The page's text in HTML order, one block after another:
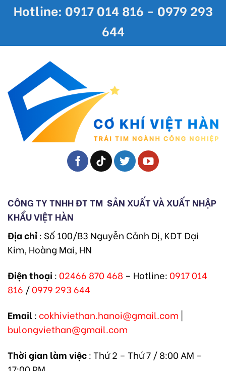
Hotline: 0917 014 816 - 0979 293
644
CÔNG TY TNHH ĐT TM SẢN XUẤT VÀ XUẤT NHẬP
KHẨU VIỆT HÀN
Địa chỉ: Số 100/B3 Nguyễn Cảnh Dị, KĐT Đại
Kim, Hoàng Mai, HN
Điện thoại : 02466 870 468 – Hotline: 0917 014
816 /0979 293 644
Email: cokhiviethan.hanoi@gmail.com
bulongviethan@gmail.com
Thời gian làm việc: Thứ 2 – Thứ 7 / 8:00 AM –